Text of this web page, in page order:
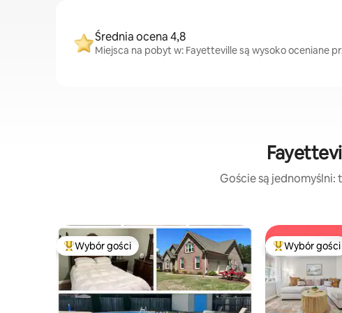
Średnia ocena 4,8
Miejsca na pobyt w: Fayetteville są wysoko oceniane
Goście są
Najpopularniejsze z kategorii Wybór gości
Wybór gości Wybór gości